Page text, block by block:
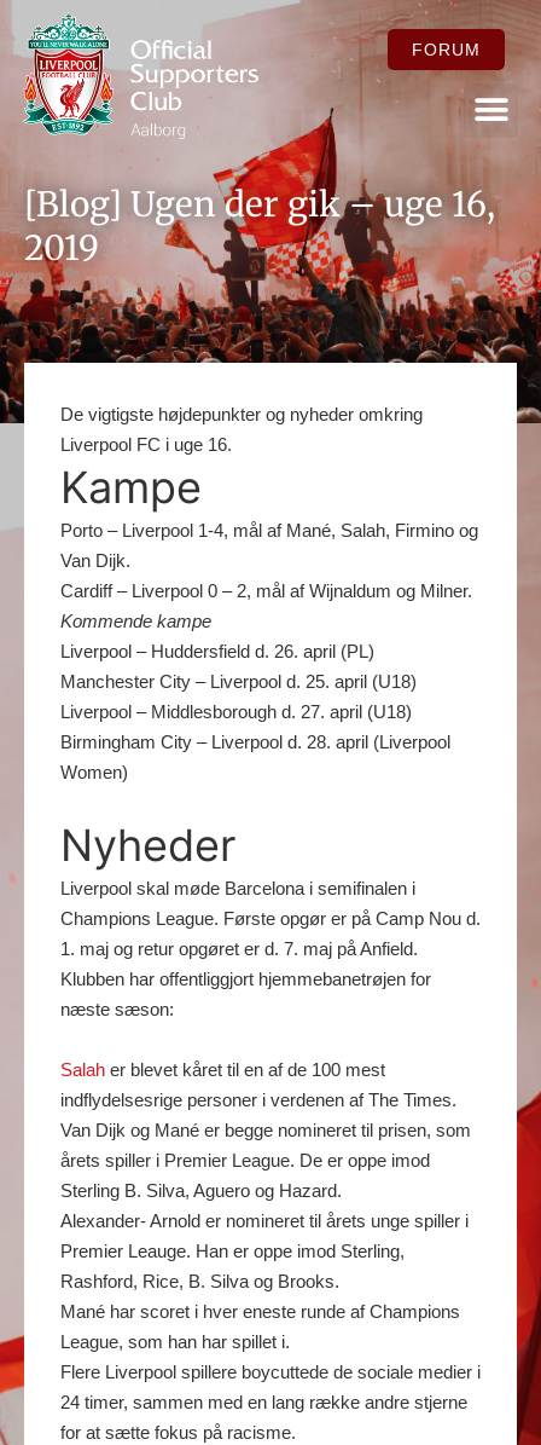
FORUM
[Blog] Ugen der gik – uge 16,
2019
De vigtigste højdepunkter og nyheder omkring
Liverpool FC i uge 16.
Kampe
Porto – Liverpool 1-4, mål af Mané, Salah, Firmino og
Van Dijk.
Cardiff – Liverpool 0 – 2, mål af Wijnaldum og Milner.
Kommende kampe
Liverpool – Huddersfield d. 26. april (PL)
Manchester City – Liverpool d. 25. april (U18)
Liverpool – Middlesborough d. 27. april (U18)
Birmingham City – Liverpool d. 28. april (Liverpool
Women)
Nyheder
Liverpool skal møde Barcelona i semifinalen i
Champions League. Første opgør er på Camp Nou d.
1. maj og retur opgøret er d. 7. maj på Anfield.
Klubben har offentliggjort hjemmebanetrøjen for
næste sæson:
Salah er blevet kåret til en af de 100 mest
indflydelsesrige personer i verdenen af The Times.
Van Dijk og Mané er begge nomineret til prisen, som
årets spiller i Premier League. De er oppe imod
Sterling B. Silva, Aguero og Hazard.
Alexander- Arnold er nomineret til årets unge spiller i
Premier Leauge. Han er oppe imod Sterling,
Rashford, Rice, B. Silva og Brooks.
Mané har scoret i hver eneste runde af Champions
League, som han har spillet i.
Flere Liverpool spillere boycuttede de sociale medier i
24 timer, sammen med en lang række andre stjerne
for at sætte fokus på racisme.